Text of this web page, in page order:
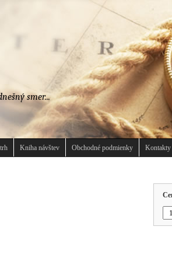
smer...
Kniha návštev Obchodné podmienky Kontakty